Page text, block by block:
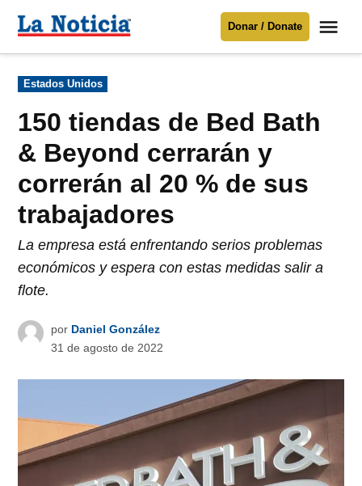
Para mantenerte informado necesitamos
Donar
contenido
Noticia
Donar / Donate
Publicado
en
Estados Unidos
150 tiendas de Bed Bath
& Beyond cerrarán y
correrán al 20 % de sus
trabajadores
La empresa está enfrentando serios problemas
económicos y espera con estas medidas salir a
flote.
por Daniel González
31 de agosto de 2022